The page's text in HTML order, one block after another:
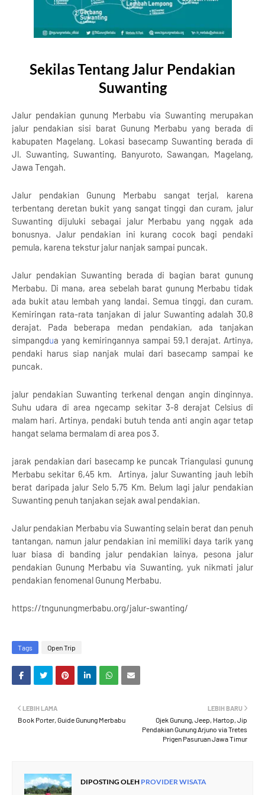
Sekilas Tentang Jalur Pendakian
Suwanting
Jalur pendakian gunung Merbabu via Suwanting merupakan
jalur pendakian sisi barat Gunung Merbabu yang berada di
kabupaten Magelang. Lokasi basecamp Suwanting berada di
Jl. Suwanting, Suwanting, Banyuroto, Sawangan, Magelang,
Jawa Tengah.
Jalur pendakian Gunung Merbabu sangat terjal, karena
terbentang deretan bukit yang sangat tinggi dan curam, jalur
Suwanting dijuluki sebagai jalur Merbabu yang nggak ada
bonusnya. Jalur pendakian ini kurang cocok bagi pendaki
pemula, karena tekstur jalur nanjak sampai puncak.
Jalur pendakian Suwanting berada di bagian barat gunung
Merbabu. Di mana, area sebelah barat gunung Merbabu tidak
ada bukit atau lembah yang landai. Semua tinggi, dan curam.
Kemiringan rata-rata tanjakan di jalur Suwanting adalah 30,8
derajat. Pada beberapa medan pendakian, ada tanjakan
simpangdua yang kemiringannya sampai 59,1 derajat. Artinya,
pendaki harus siap nanjak mulai dari basecamp sampai ke
puncak.
jalur pendakian Suwanting terkenal dengan angin dinginnya.
Suhu udara di area ngecamp sekitar 3-8 derajat Celsius di
malam hari. Artinya, pendaki butuh tenda anti angin agar tetap
hangat selama bermalam di area pos 3.
jarak pendakian dari basecamp ke puncak Triangulasi gunung
Merbabu sekitar 6,45 km. Artinya, jalur Suwanting jauh lebih
berat daripada jalur Selo 5,75 Km. Belum lagi jalur pendakian
Suwanting penuh tanjakan sejak awal pendakian.
Jalur pendakian Merbabu via Suwanting selain berat dan penuh
tantangan, namun jalur pendakian ini memiliki daya tarik yang
luar biasa di banding jalur pendakian lainya, pesona jalur
pendakian Gunung Merbabu via Suwanting, yuk nikmati jalur
pendakian fenomenal Gunung Merbabu.
https://tngunungmerbabu.org/jalur-swanting/
Tags Open Trip
LEBIH BARU
Ojek Gunung, Jeep, Hartop, Jip
Pendakian Gunung Arjuno via Tretes
Prigen Pasuruan Jawa Timur
LEBIH LAMA
Book Porter, Guide Gunung Merbabu
DIPOSTING OLEH PROVIDER WISATA